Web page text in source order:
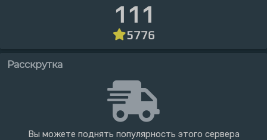
111
5776
Расскрутка
Вы можете поднять популярность этого сервера